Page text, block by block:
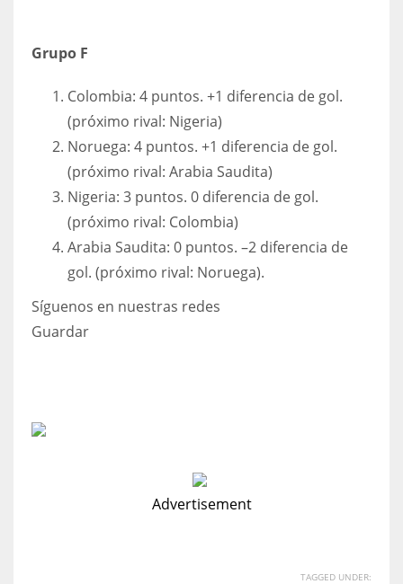
Grupo F
Colombia: 4 puntos. +1 diferencia de gol.
(próximo rival: Nigeria)
Noruega: 4 puntos. +1 diferencia de gol.
(próximo rival: Arabia Saudita)
Nigeria: 3 puntos. 0 diferencia de gol.
(próximo rival: Colombia)
Arabia Saudita: 0 puntos. –2 diferencia de
gol. (próximo rival: Noruega).
Síguenos en nuestras redes
Guardar
Advertisement
TAGGED UNDER: